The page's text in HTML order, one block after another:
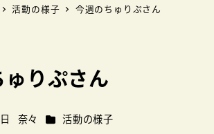
活動の様子 今週のちゅりぷさん
りぷさん
著
奈々 カテゴリー
活動の様子